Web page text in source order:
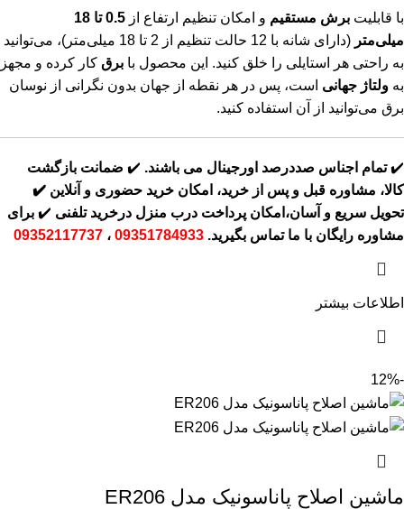
با قابلیت برش مستقیم و امکان تنظیم ارتفاع از
0.5 تا 18
میلی‌متر
(دارای شانه با 12 حالت تنظیم از 2 تا 18 میلی‌متر)، می‌توانید
به راحتی هر استایلی را خلق کنید. این محصول با برق کار کرده و مجهز
به ولتاژ جهانی است، پس در هر نقطه از جهان بدون نگرانی از نوسان
برق می‌توانید از آن استفاده کنید.
✔️تمام اجناس صددرصد اورجینال می باشند. ✔️ ضمانت بازگشت
کالا، مشاوره قبل و پس از خرید، امکان خرید حضوری و آنلاین ✔️
تحویل سریع و آسان،امکان پرداخت درب منزل درخرید تلفنی ✔️ برای
مشاوره رایگان با ما تماس بگیرید. 09351784933 ، 09352117737
اطلاعات بیشتر
-12%
ماشین اصلاح پاناسونیک مدل ER206